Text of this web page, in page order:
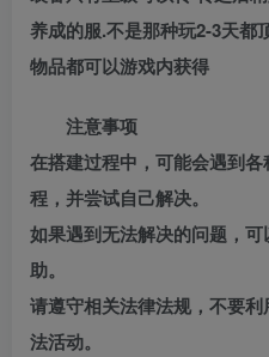
养成的服.不是那种玩2-3天都
物品都可以游戏内获得
注意事项
在搭建过程中，可能会遇到
程，并尝试自己解决。
如果遇到无法解决的问题，
助。
请遵守相关法律法规，不要
法活动。